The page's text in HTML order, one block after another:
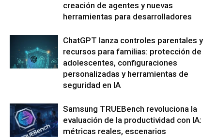
creación de agentes y nuevas
herramientas para desarrolladores
ChatGPT lanza controles parentales y
recursos para familias: protección de
adolescentes, configuraciones
personalizadas y herramientas de
seguridad en IA
Samsung TRUEBench revoluciona la
evaluación de la productividad con IA:
métricas reales, escenarios